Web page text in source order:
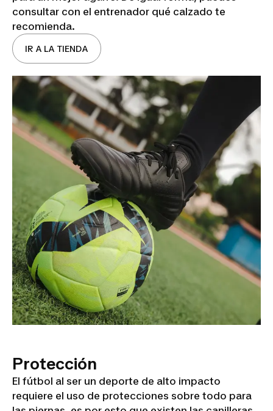
consultar con el entrenador qué calzado te
recomienda.
IR A LA TIENDA
Protección
El fútbol al ser un deporte de alto impacto
requiere el uso de protecciones sobre todo para